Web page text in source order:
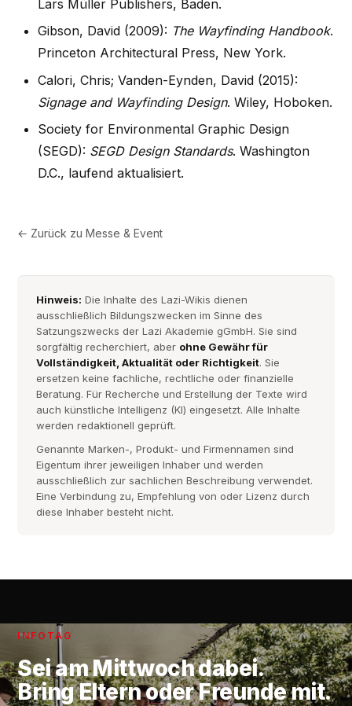
Lars Müller Publishers, Baden.
Gibson, David (2009): The Wayfinding Handbook.
Princeton Architectural Press, New York.
Calori, Chris; Vanden-Eynden, David (2015):
Signage and Wayfinding Design. Wiley, Hoboken.
Society for Environmental Graphic Design
(SEGD): SEGD Design Standards. Washington
D.C., laufend aktualisiert.
← Zurück zuMesse & Event
Hinweis: Die Inhalte des Lazi-Wikis dienen
ausschließlich Bildungszwecken im Sinne des
Satzungszwecks der Lazi Akademie gGmbH. Sie sind
sorgfältig recherchiert, aber ohne Gewähr für
Vollständigkeit, Aktualität oder Richtigkeit. Sie
ersetzen keine fachliche, rechtliche oder finanzielle
Beratung. Für Recherche und Erstellung der Texte wird
auch künstliche Intelligenz (KI) eingesetzt. Alle Inhalte
werden redaktionell geprüft.
Genannte Marken-, Produkt- und Firmennamen sind
Eigentum ihrer jeweiligen Inhaber und werden
ausschließlich zur sachlichen Beschreibung verwendet.
Eine Verbindung zu, Empfehlung von oder Lizenz durch
diese Inhaber besteht nicht.
INFOTAG
Sei amMittwochdabei.
Bring Eltern oder Freunde mit.